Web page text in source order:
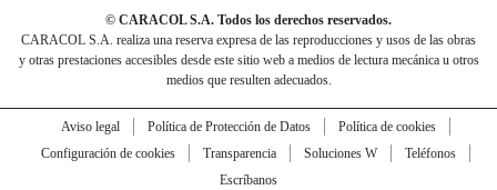
© CARACOL S.A. Todos los derechos reservados.
CARACOL S.A. realiza una reserva expresa de las reproducciones y usos de las obras
y otras prestaciones accesibles desde este sitio web a medios de lectura mecánica u otros
medios que resulten adecuados.
Aviso legal Política de Protección de Datos
Política de cookies
Configuración de cookies
Transparencia Soluciones W
Teléfonos
Escríbanos